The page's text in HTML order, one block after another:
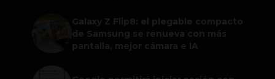
Galaxy Z Flip8: el plegable compacto
de Samsung se renueva con más
pantalla, mejor cámara e IA